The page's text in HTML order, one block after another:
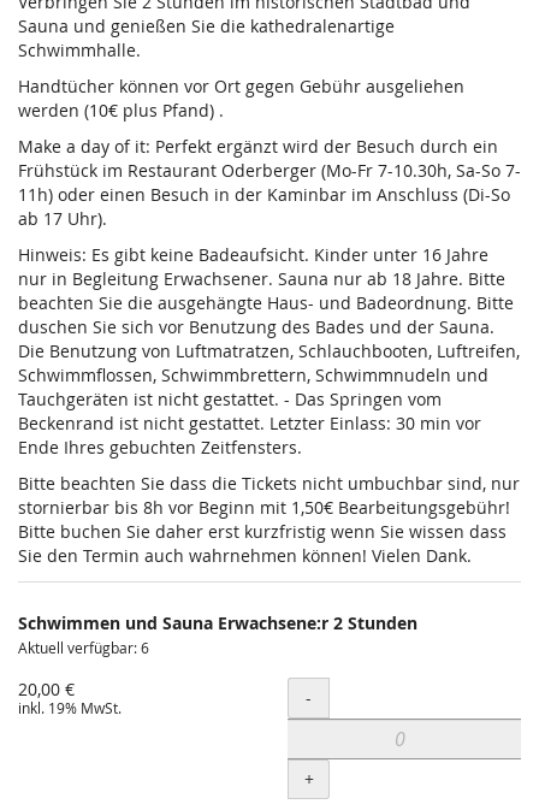
Sauna und genießen Sie die kathedralenartige
Schwimmhalle.
Handtücher können vor Ort gegen Gebühr ausgeliehen
werden (10€ plus Pfand) .
Make a day of it: Perfekt ergänzt wird der Besuch durch ein
Frühstück im Restaurant Oderberger (Mo-Fr 7-10.30h, Sa-So 7-
11h) oder einen Besuch in der Kaminbar im Anschluss (Di-So
ab 17 Uhr).
Hinweis: Es gibt keine Badeaufsicht. Kinder unter 16 Jahre
nur in Begleitung Erwachsener. Sauna nur ab 18 Jahre. Bitte
beachten Sie die ausgehängte Haus- und Badeordnung. Bitte
duschen Sie sich vor Benutzung des Bades und der Sauna.
Die Benutzung von Luftmatratzen, Schlauchbooten, Luftreifen,
Schwimmflossen, Schwimmbrettern, Schwimmnudeln und
Tauchgeräten ist nicht gestattet. - Das Springen vom
Beckenrand ist nicht gestattet. Letzter Einlass: 30 min vor
Ende Ihres gebuchten Zeitfensters.
Bitte beachten Sie dass die Tickets nicht umbuchbar sind, nur
stornierbar bis 8h vor Beginn mit 1,50€ Bearbeitungsgebühr!
Bitte buchen Sie daher erst kurzfristig wenn Sie wissen dass
Sie den Termin auch wahrnehmen können! Vielen Dank.
Schwimmen und Sauna Erwachsene:r 2 Stunden
Aktuell verfügbar: 6
20,00 €
inkl. 19% MwSt. Menge
-
+